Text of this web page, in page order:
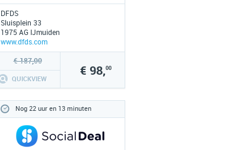
DFDS
Sluisplein 33
1975 AG IJmuiden
www.dfds.com
€ 187,00
QUICKVIEW
€ 98,00
Nog 22 uur en 13 minuten